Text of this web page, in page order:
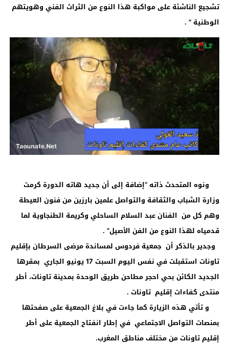
تشجيع الناشئة على مواكبة هذا النوع من الثراث الفني وهويتهم
الوطنية ” .
ونوه المتحدث ذاته “إضافة إلى أن جديد هاته الدورة كرمت
وزارة الشباب والثقافة والتواصل علمين بارزين من فنون العيطة
وهم كل من الفنان عبد السلام الساحلي وكريمة الطنجاوية لما
قدمياه لهذا النوع من الفن الأصيل” .
وجدير بالذكر أن جمعية فردوس لمساندة مرضى السرطان بإقليم
تاونات استقبلت في نفس اليوم السبت 17 يونيو الجاري بمقرها
الجديد الكائن بحي احجر مطاحن طريق الوحدة بمدينة تاونات، أطر
منتدى كفاءات إقليم تاونات .
و تأتي هذه الزيارة كما جاءت في بلاغ الجمعية على صفحتها
بمنصات التواصل الاجتماعي في إطار انفتاح الجمعية على أطر
إقليم تاونات من مختلف مناطق المغرب.